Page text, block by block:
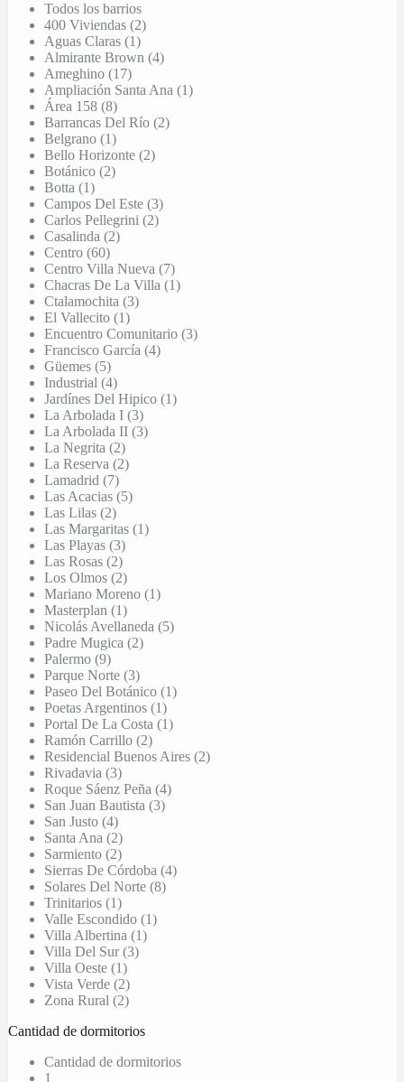
Todos los barrios
400 Viviendas (2)
Aguas Claras (1)
Almirante Brown (4)
Ameghino (17)
Ampliación Santa Ana (1)
Área 158 (8)
Barrancas Del Río (2)
Belgrano (1)
Bello Horizonte (2)
Botánico (2)
Botta (1)
Campos Del Este (3)
Carlos Pellegrini (2)
Casalinda (2)
Centro (60)
Centro Villa Nueva (7)
Chacras De La Villa (1)
Ctalamochita (3)
El Vallecito (1)
Encuentro Comunitario (3)
Francisco García (4)
Güemes (5)
Industrial (4)
Jardínes Del Hipico (1)
La Arbolada I (3)
La Arbolada II (3)
La Negrita (2)
La Reserva (2)
Lamadrid (7)
Las Acacias (5)
Las Lilas (2)
Las Margaritas (1)
Las Playas (3)
Las Rosas (2)
Los Olmos (2)
Mariano Moreno (1)
Masterplan (1)
Nicolás Avellaneda (5)
Padre Mugica (2)
Palermo (9)
Parque Norte (3)
Paseo Del Botánico (1)
Poetas Argentinos (1)
Portal De La Costa (1)
Ramón Carrillo (2)
Residencial Buenos Aires (2)
Rivadavia (3)
Roque Sáenz Peña (4)
San Juan Bautista (3)
San Justo (4)
Santa Ana (2)
Sarmiento (2)
Sierras De Córdoba (4)
Solares Del Norte (8)
Trinitarios (1)
Valle Escondido (1)
Villa Albertina (1)
Villa Del Sur (3)
Villa Oeste (1)
Vista Verde (2)
Zona Rural (2)
Cantidad de dormitorios
Cantidad de dormitorios
1